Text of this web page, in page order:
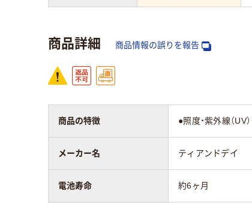
商品詳細 商品情報の誤りを報告
商品の特徴 ●照度・紫外線（UV
メーカー名 ティアンドデイ
電池寿命 約6ヶ月